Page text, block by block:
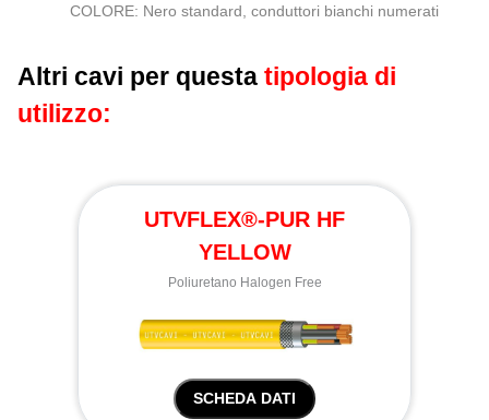
COLORE: Nero standard, conduttori bianchi numerati
Altri cavi per questa tipologia di
utilizzo:
UTVFLEX®-PUR HF
YELLOW
Poliuretano Halogen Free
SCHEDA DATI